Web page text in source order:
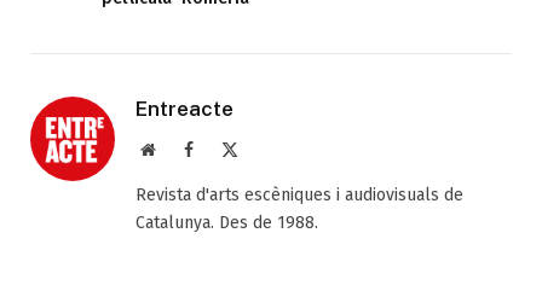
Entreacte
Web Facebook
Revista d'arts escèniques i audiovisuals de
Catalunya. Des de 1988.